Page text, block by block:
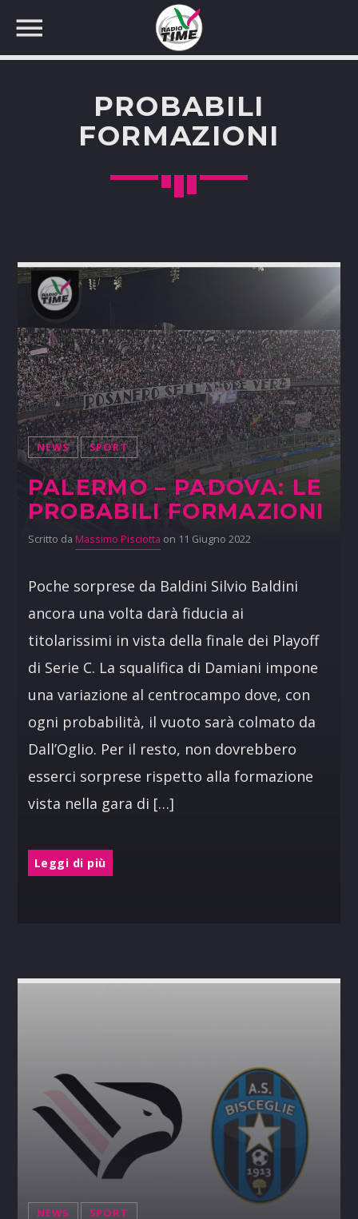
CERCA NEL SITO WEB:
PROBABILI
FORMAZIONI
NEWS SPORT
PALERMO – PADOVA: LE
PROBABILI FORMAZIONI
Scritto da Massimo Pisciotta on 11 Giugno 2022
Poche sorprese da Baldini Silvio Baldini
ancora una volta darà fiducia ai
titolarissimi in vista della finale dei Playoff
di Serie C. La squalifica di Damiani impone
una variazione al centrocampo dove, con
ogni probabilità, il vuoto sarà colmato da
Dall’Oglio. Per il resto, non dovrebbero
esserci sorprese rispetto alla formazione
vista nella gara di […]
Leggi di più
NEWS SPORT